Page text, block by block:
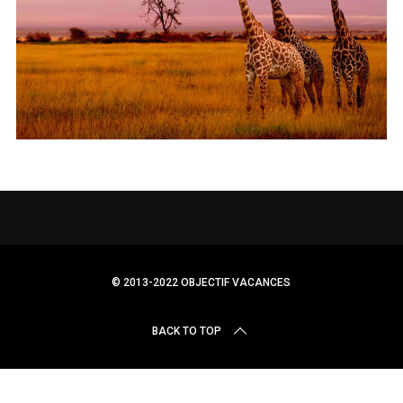
© 2013-2022 OBJECTIF VACANCES
BACK TO TOP
c
h
f
o
r
: